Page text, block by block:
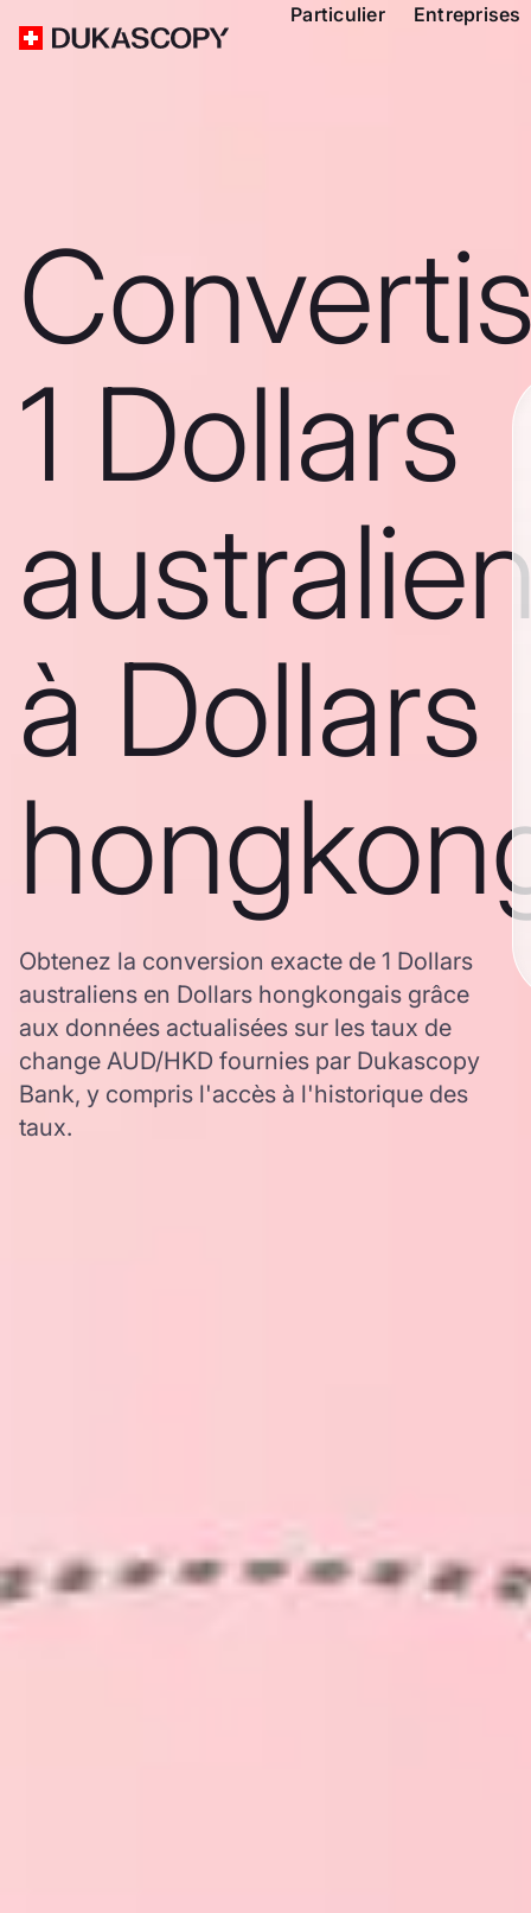
Particulier Entreprises
1 Dollars
à Dollars
Obtenez la conversion exacte de 1 Dollars
australiens en Dollars hongkongais grâce
aux données actualisées sur les taux de
change AUD/HKD fournies par Dukascopy
Bank, y compris l'accès à l'historique des
taux.